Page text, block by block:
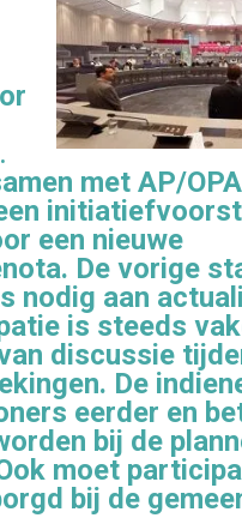
.
met AP/
een nieuwe
De vorige
nodig aan
is steeds
discussie
De
eerder en
bij de
moet
bij de